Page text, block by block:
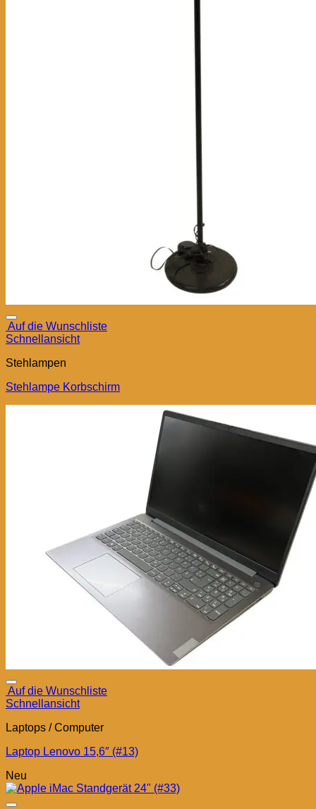
Auf die Wunschliste
Schnellansicht
Stehlampen
Stehlampe Korbschirm
Auf die Wunschliste
Schnellansicht
Laptops / Computer
Laptop Lenovo 15,6″ (#13)
Neu